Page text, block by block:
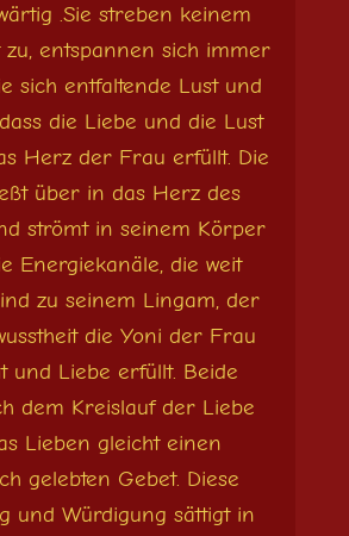
.Sie streben keinem
zu, entspannen sich immer
sich entfaltende Lust und
die Liebe und die Lust
Herz der Frau erfüllt. Die
über in das Herz des
strömt in seinem Körper
Energiekanäle, die weit
zu seinem Lingam, der
die Yoni der Frau
und Liebe erfüllt. Beide
dem Kreislauf der Liebe
Lieben gleicht einen
gelebten Gebet. Diese
und Würdigung sättigt in